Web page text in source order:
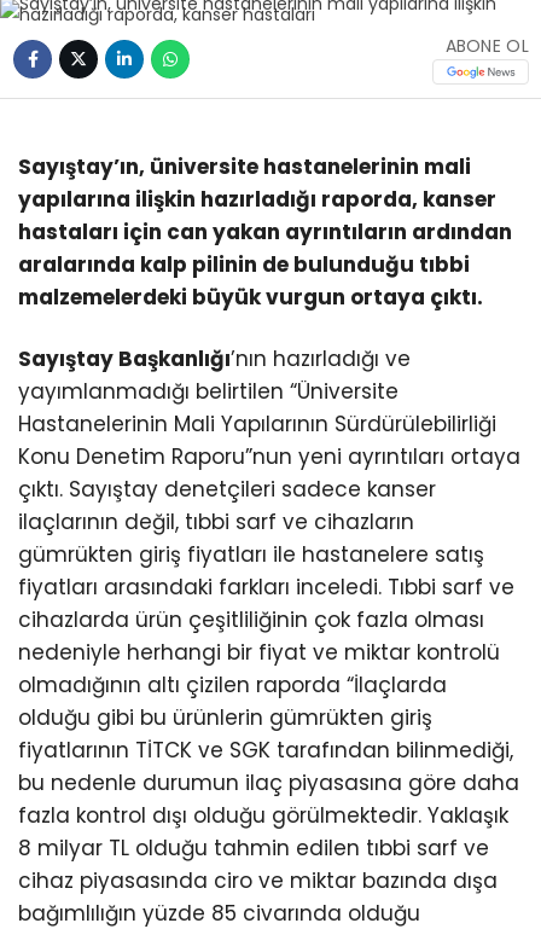
ABONE OL
Sayıştay’ın, üniversite hastanelerinin mali
yapılarına ilişkin hazırladığı raporda, kanser
hastaları için can yakan ayrıntıların ardından
aralarında kalp pilinin de bulunduğu tıbbi
malzemelerdeki büyük vurgun ortaya çıktı.
Sayıştay Başkanlığı’nın hazırladığı ve
yayımlanmadığı belirtilen “Üniversite
Hastanelerinin Mali Yapılarının Sürdürülebilirliği
Konu Denetim Raporu”nun yeni ayrıntıları ortaya
çıktı. Sayıştay denetçileri sadece kanser
ilaçlarının değil, tıbbi sarf ve cihazların
gümrükten giriş fiyatları ile hastanelere satış
fiyatları arasındaki farkları inceledi. Tıbbi sarf ve
cihazlarda ürün çeşitliliğinin çok fazla olması
nedeniyle herhangi bir fiyat ve miktar kontrolü
olmadığının altı çizilen raporda “İlaçlarda
olduğu gibi bu ürünlerin gümrükten giriş
fiyatlarının TİTCK ve SGK tarafından bilinmediği,
bu nedenle durumun ilaç piyasasına göre daha
fazla kontrol dışı olduğu görülmektedir. Yaklaşık
8 milyar TL olduğu tahmin edilen tıbbi sarf ve
cihaz piyasasında ciro ve miktar bazında dışa
bağımlılığın yüzde 85 civarında olduğu